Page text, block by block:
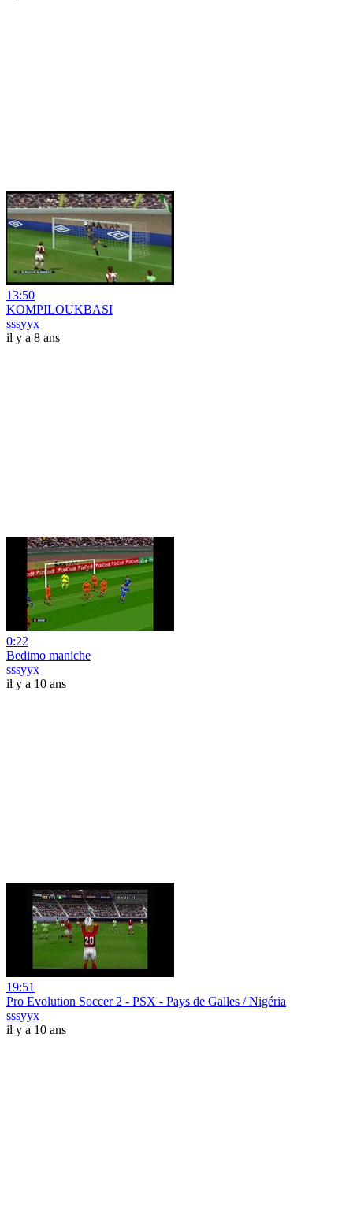
13:50
KOMPILOUKBASI
sssyyx
il y a 8 ans
0:22
Bedimo maniche
sssyyx
il y a 10 ans
19:51
Pro Evolution Soccer 2 - PSX - Pays de Galles / Nigéria
sssyyx
il y a 10 ans